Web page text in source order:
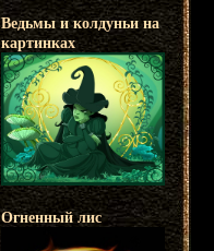
Ведьмы и колдуньи на
картинках
Огненный лис